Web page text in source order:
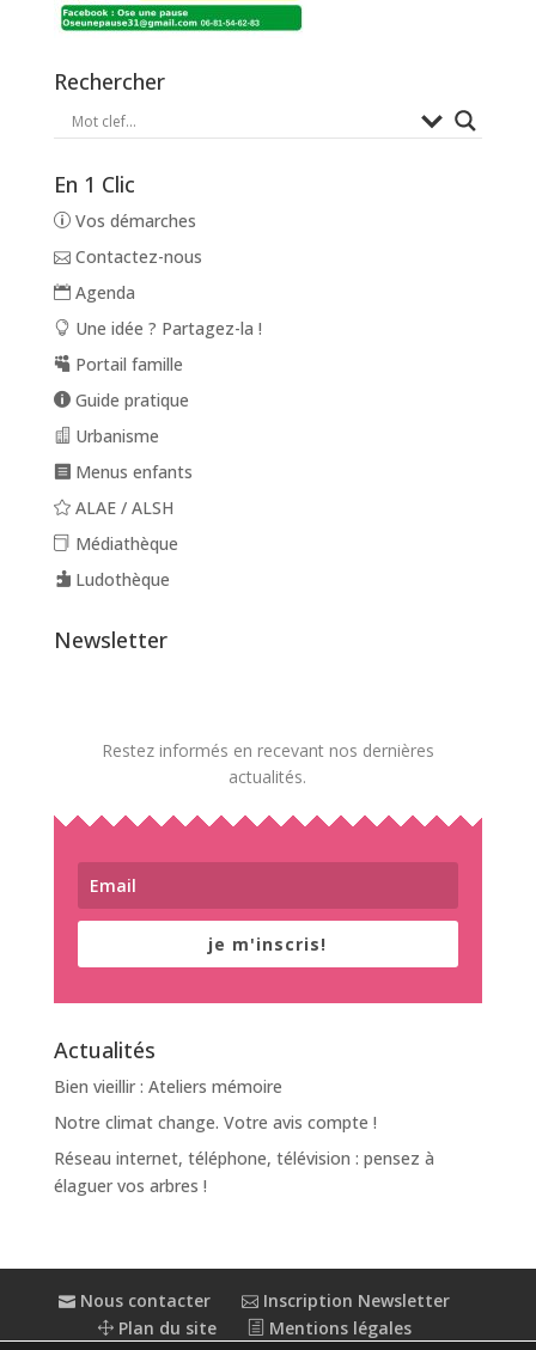
Rechercher
En 1 Clic
Vos démarches
Contactez-nous
Agenda
Une idée ? Partagez-la !
Portail famille
Guide pratique
Urbanisme
Menus enfants
ALAE / ALSH
Médiathèque
Ludothèque
Newsletter
Restez informés en recevant nos dernières
actualités.
je m'inscris!
Actualités
Bien vieillir : Ateliers mémoire
Notre climat change. Votre avis compte !
Réseau internet, téléphone, télévision : pensez à
élaguer vos arbres !
Nous contacter
Inscription Newsletter
Plan du site
Mentions légales